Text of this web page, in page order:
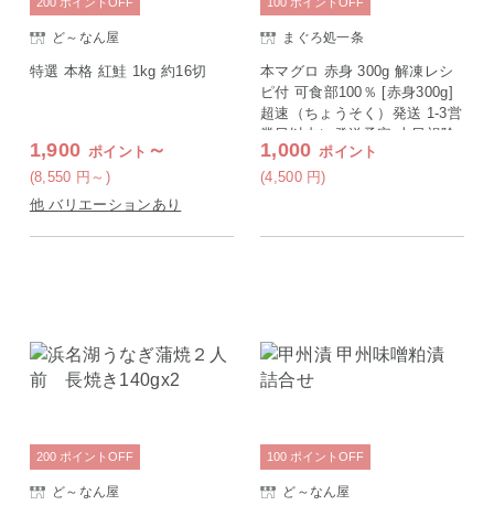
ど～なん屋
特選 本格 紅鮭 1kg 約16切
1,900 ポイント ～
(8,550 円 ～)
200 ポイント OFF
他 バリエーションあり
まぐろ処一条
本マグロ 赤身 300g 解凍レシ
ピ付 可食部100％ [赤身300g]
超速（ちょうそく）発送 1-3営
業日以内に発送予定 土日祝除
く
1,000 ポイント
(4,500 円)
100 ポイント OFF
ど～なん屋
200 ポイント OFF
ど～なん屋
100 ポイント OFF